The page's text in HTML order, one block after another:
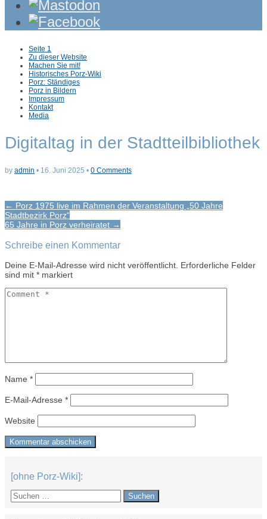
menu
Seite 1
Zu dieser Website
Machen Sie mit!
Historisches Porz-Wiki
Porz: Ständiges
Porz in Bildern
Impressum
Kontakt
Media
Digitaltag in der Stadtteilbibliothek
by admin • 16. Juni 2025 • 0 Comments
Post
navigation
← Porz 1975 live im Rahmen der Veranstaltung „50 Jahre
Stadtbezirk Porz“
65 Jahre in Porz verheiratet →
Schreibe einen Kommentar
Deine E-Mail-Adresse wird nicht veröffentlicht. Erforderliche Felder
sind mit * markiert
Name *
E-Mail-Adresse *
Website
[ohne Porz-Wiki]:
Suchen
nach: